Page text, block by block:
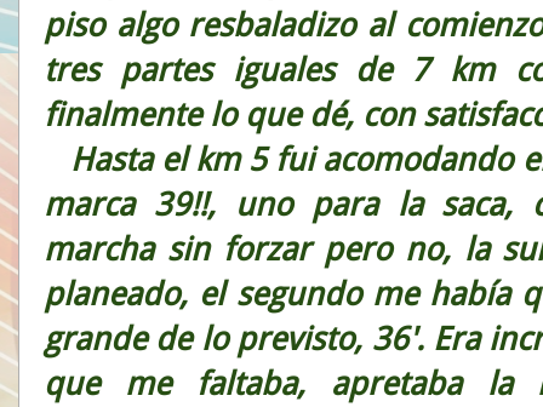
piso algo resbaladizo al
tres partes iguales de 7 km
finalmente lo que dé, con
Hasta el km 5 fui acomodando
marca 39!!, uno para la saca,
marcha sin forzar pero no, la
planeado, el segundo me había
grande de lo previsto, 36'. Era
que me faltaba, apretaba la